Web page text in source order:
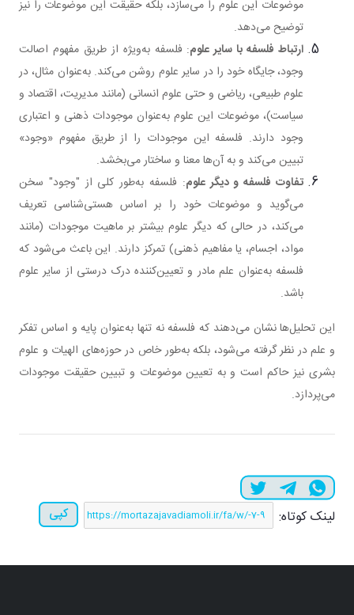
موضوعات این علوم را می‌سازد، بلکه حقیقت این موضوعات را نیز
توضیح می‌دهد.
ارتباط فلسفه با سایر علوم: فلسفه به‌ویژه از طریق مفهوم اصالت
وجود، جایگاه خود را در سایر علوم روشن می‌کند. به‌عنوان مثال، در
علوم طبیعی، ریاضی و حتی علوم انسانی (مانند مدیریت، اقتصاد و
سیاست)، موضوعات این علوم به‌عنوان موجودات ذهنی و اعتباری
وجود دارند. فلسفه این موجودات را از طریق مفهوم «وجود»
تبیین می‌کند و به آن‌ها معنا و ساختار می‌بخشد.
تفاوت فلسفه و دیگر علوم: فلسفه به‌طور کلی از "وجود" سخن
می‌گوید و موضوعات خود را بر اساس هستی‌شناسی تعریف
می‌کند، در حالی که دیگر علوم بیشتر بر ماهیت موجودات (مانند
مواد، اجسام، یا مفاهیم ذهنی) تمرکز دارند. این باعث می‌شود که
فلسفه به‌عنوان علم مادر و تعیین‌کننده درک درستی از سایر علوم
باشد.
این تحلیل‌ها نشان می‌دهند که فلسفه نه تنها به‌عنوان پایه و اساس تفکر
و علم در نظر گرفته می‌شود، بلکه به‌طور خاص در حوزه‌های الهیات و علوم
بشری نیز حاکم است و به تعیین موضوعات و تبیین حقیقت موجودات
می‌پردازد.
لینک کوتاه: کپی